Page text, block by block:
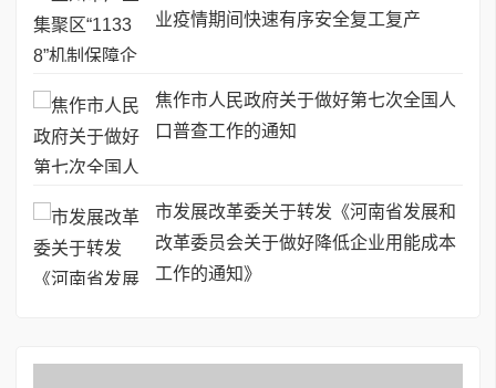
业疫情期间快速有序安全复工复产
焦作市人民政府关于做好第七次全国人
口普查工作的通知
市发展改革委关于转发《河南省发展和
改革委员会关于做好降低企业用能成本
工作的通知》